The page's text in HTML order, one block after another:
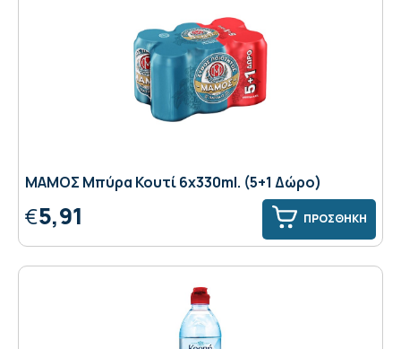
ΜΑΜΟΣ Μπύρα Κουτί 6x330ml. (5+1 Δώρο)
€5,91 ΠΡΟΣΘΗΚΗ